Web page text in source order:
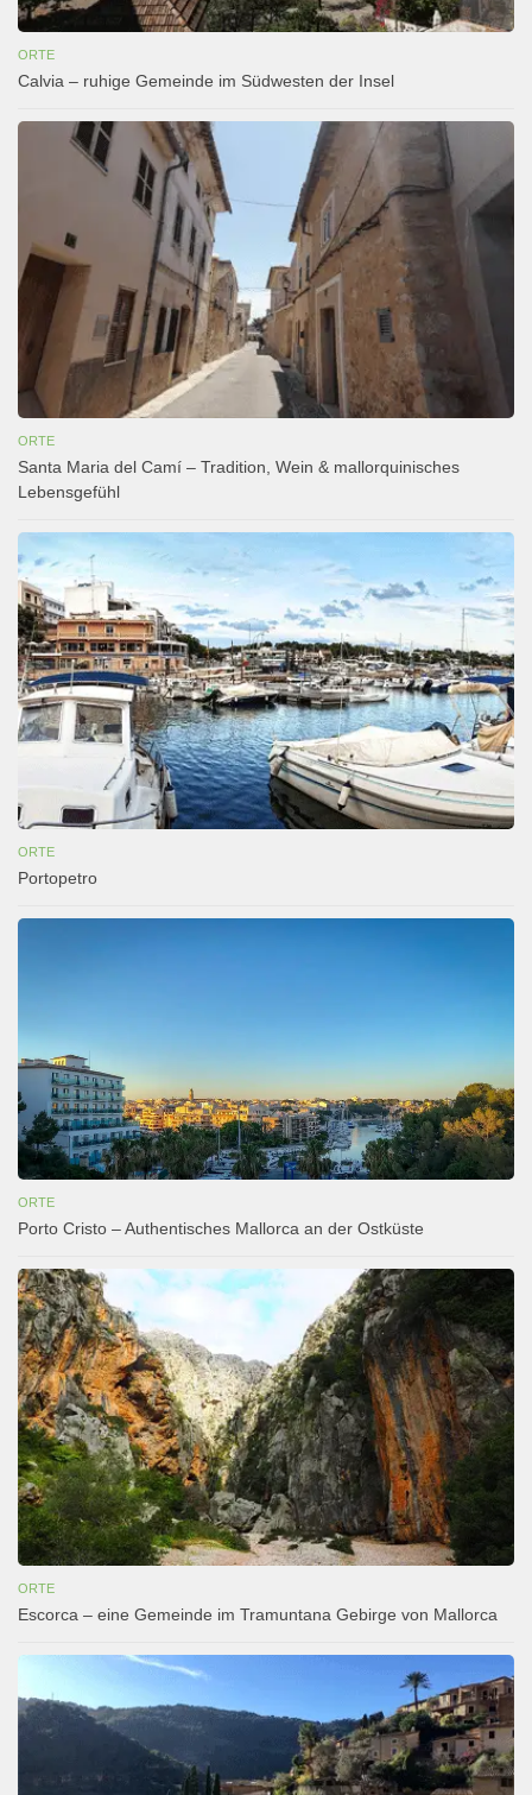
ORTE
Calvia – ruhige Gemeinde im Südwesten der Insel
ORTE
Santa Maria del Camí – Tradition, Wein & mallorquinisches
Lebensgefühl
ORTE
Portopetro
ORTE
Porto Cristo – Authentisches Mallorca an der Ostküste
ORTE
Escorca – eine Gemeinde im Tramuntana Gebirge von Mallorca